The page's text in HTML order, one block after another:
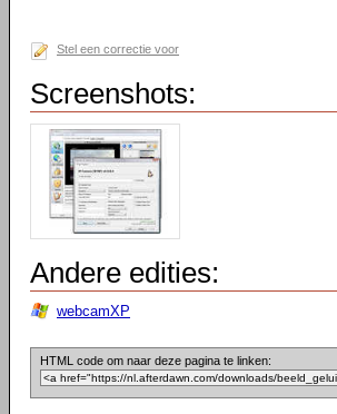
Stel een correctie voor
Screenshots:
Andere edities:
webcamXP
HTML code om naar deze pagina te linken: